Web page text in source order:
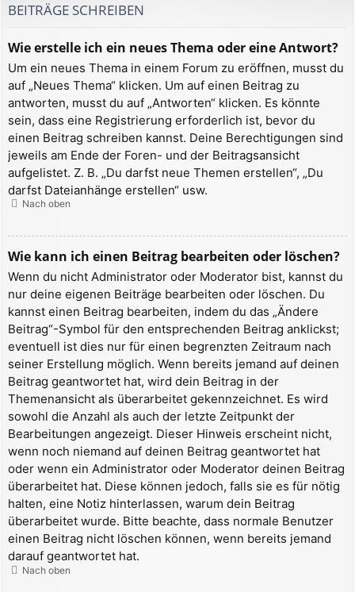
BEITRÄGE SCHREIBEN
Wie erstelle ich ein neues Thema oder eine Antwort?
Um ein neues Thema in einem Forum zu eröffnen, musst du
auf „Neues Thema“ klicken. Um auf einen Beitrag zu
antworten, musst du auf „Antworten“ klicken. Es könnte
sein, dass eine Registrierung erforderlich ist, bevor du
einen Beitrag schreiben kannst. Deine Berechtigungen sind
jeweils am Ende der Foren- und der Beitragsansicht
aufgelistet. Z. B. „Du darfst neue Themen erstellen“, „Du
darfst Dateianhänge erstellen“ usw.
Nach oben
Wie kann ich einen Beitrag bearbeiten oder löschen?
Wenn du nicht Administrator oder Moderator bist, kannst du
nur deine eigenen Beiträge bearbeiten oder löschen. Du
kannst einen Beitrag bearbeiten, indem du das „Ändere
Beitrag“-Symbol für den entsprechenden Beitrag anklickst;
eventuell ist dies nur für einen begrenzten Zeitraum nach
seiner Erstellung möglich. Wenn bereits jemand auf deinen
Beitrag geantwortet hat, wird dein Beitrag in der
Themenansicht als überarbeitet gekennzeichnet. Es wird
sowohl die Anzahl als auch der letzte Zeitpunkt der
Bearbeitungen angezeigt. Dieser Hinweis erscheint nicht,
wenn noch niemand auf deinen Beitrag geantwortet hat
oder wenn ein Administrator oder Moderator deinen Beitrag
überarbeitet hat. Diese können jedoch, falls sie es für nötig
halten, eine Notiz hinterlassen, warum dein Beitrag
überarbeitet wurde. Bitte beachte, dass normale Benutzer
einen Beitrag nicht löschen können, wenn bereits jemand
darauf geantwortet hat.
Nach oben